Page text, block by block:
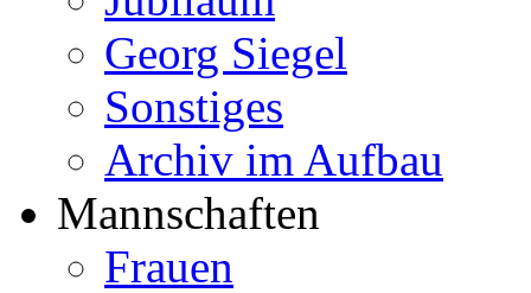
Georg Siegel
Sonstiges
Archiv im Aufbau
Mannschaften
Frauen